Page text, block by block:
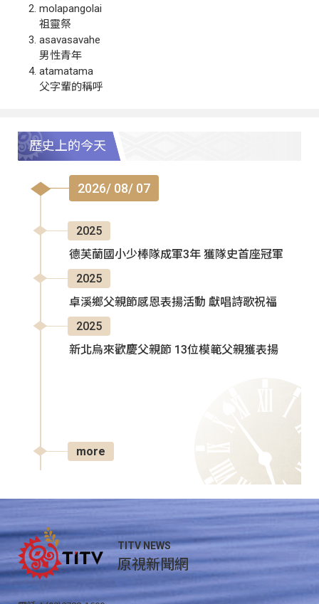
molapangolai
祖靈祭
asavasavahe
男性青年
atamatama
父字輩的稱呼
歷史上的今天
2026/ 08/ 07
2025
德芙蘭國小少棒隊成軍3年 獲隊史首座冠軍
2025
卓溪鄉父親節感恩表揚活動 獻唱詩歌祝福
2025
新北烏來歡慶父親節 13位模範父親獲表揚
more
TITV NEWS
原視新聞網